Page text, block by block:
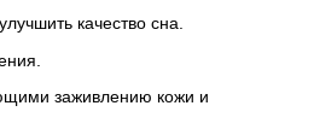
качество сна.
заживлению кожи и